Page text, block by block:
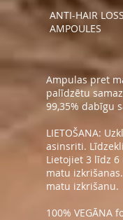
ANTI-HAIR
AMPOULES
Ampulas pret
palīdzētu
99,35% dabīgu
LIETOŠANA:
asinsriti.
Lietojiet 3 līdz
matu
matu izkrišanu.
100% VEGĀNA